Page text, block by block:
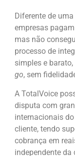
Diferente de
empresas
mas não
processo de
simples e
go, sem
A TotalVoice
disputa com
internacionais
cliente, tendo
cobrança em
independente da